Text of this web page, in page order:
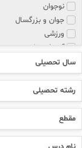
نوجوان
جوان و بزرگسال
ورزشی
آموزش زبان
پزشکی و روانشناسی
مذهبی
هنر
علوم انسانی
ادبیات
اکسسوری
ابتدایی
سال تحصیلی
رشته تحصیلی
مقطع